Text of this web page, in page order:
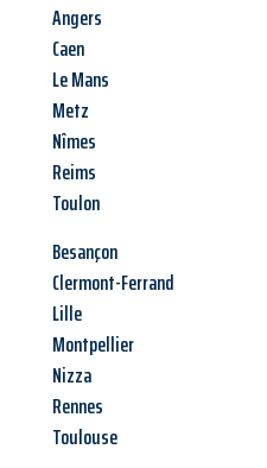
Angers
Caen
Le Mans
Metz
Nîmes
Reims
Toulon
Besançon
Clermont-Ferrand
Lille
Montpellier
Nizza
Rennes
Toulouse